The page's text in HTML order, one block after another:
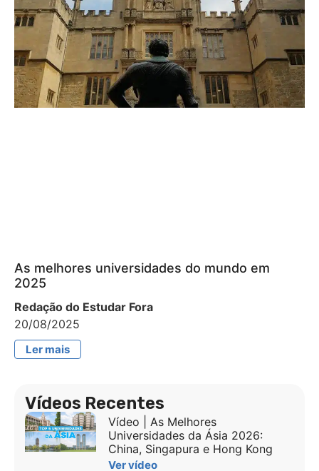
As melhores universidades do mundo em
2025
Redação do Estudar Fora
20/08/2025
Ler mais
Vídeos Recentes
Vídeo | As Melhores
Universidades da Ásia 2026:
China, Singapura e Hong Kong
Ver vídeo